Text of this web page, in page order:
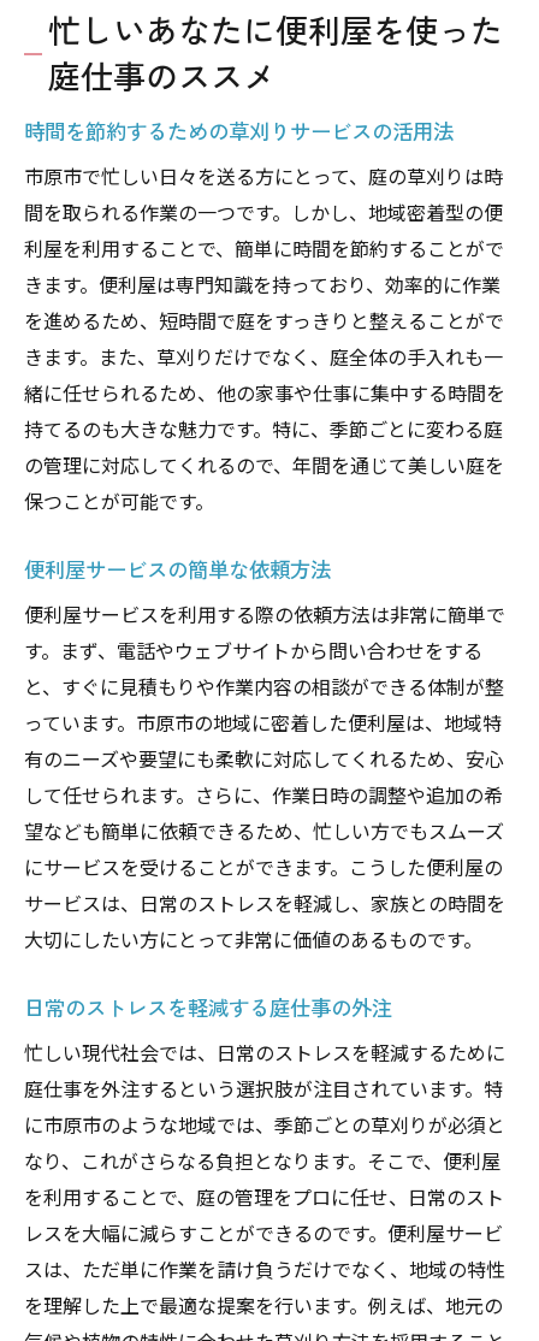
忙しいあなたに便利屋を使った
庭仕事のススメ
時間を節約するための草刈りサービスの活用法
市原市で忙しい日々を送る方にとって、庭の草刈りは時
間を取られる作業の一つです。しかし、地域密着型の便
利屋を利用することで、簡単に時間を節約することがで
きます。便利屋は専門知識を持っており、効率的に作業
を進めるため、短時間で庭をすっきりと整えることがで
きます。また、草刈りだけでなく、庭全体の手入れも一
緒に任せられるため、他の家事や仕事に集中する時間を
持てるのも大きな魅力です。特に、季節ごとに変わる庭
の管理に対応してくれるので、年間を通じて美しい庭を
保つことが可能です。
便利屋サービスの簡単な依頼方法
便利屋サービスを利用する際の依頼方法は非常に簡単で
す。まず、電話やウェブサイトから問い合わせをする
と、すぐに見積もりや作業内容の相談ができる体制が整
っています。市原市の地域に密着した便利屋は、地域特
有のニーズや要望にも柔軟に対応してくれるため、安心
して任せられます。さらに、作業日時の調整や追加の希
望なども簡単に依頼できるため、忙しい方でもスムーズ
にサービスを受けることができます。こうした便利屋の
サービスは、日常のストレスを軽減し、家族との時間を
大切にしたい方にとって非常に価値のあるものです。
日常のストレスを軽減する庭仕事の外注
忙しい現代社会では、日常のストレスを軽減するために
庭仕事を外注するという選択肢が注目されています。特
に市原市のような地域では、季節ごとの草刈りが必須と
なり、これがさらなる負担となります。そこで、便利屋
を利用することで、庭の管理をプロに任せ、日常のスト
レスを大幅に減らすことができるのです。便利屋サービ
スは、ただ単に作業を請け負うだけでなく、地域の特性
を理解した上で最適な提案を行います。例えば、地元の